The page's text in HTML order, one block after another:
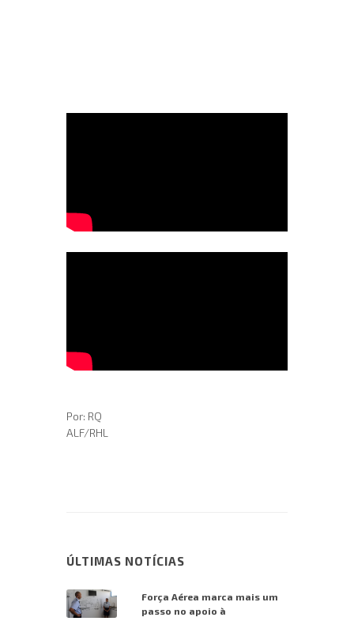
Por: RQ
ALF/RHL
ÚLTIMAS NOTÍCIAS
Força Aérea marca mais um
passo no apoio à